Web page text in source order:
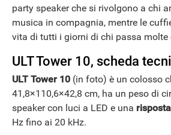
party speaker che si rivolgono a chi
musica in compagnia, mentre le
vita di tutti i giorni di chi passa molte
ULT Tower 10, scheda
ULT Tower 10 (in foto) è un colosso
41,8×110,6×42,8 cm, ha un peso di
speaker con luci a LED e una
Hz fino ai 20 kHz.